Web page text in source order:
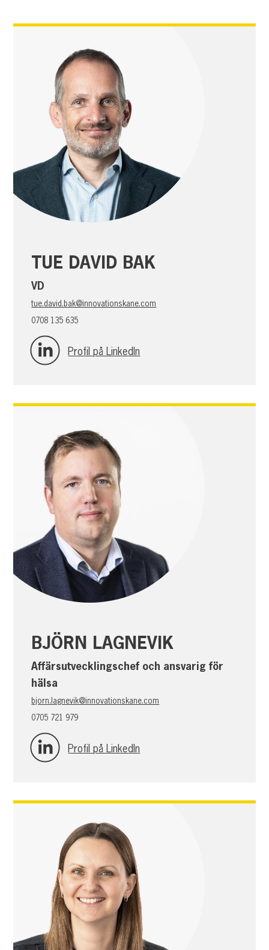
TUE DAVID BAK
VD
tue.david.bak@innovationskane.com
0708 135 635
Profil på LinkedIn
BJÖRN LAGNEVIK
Affärsutvecklingschef och ansvarig för
hälsa
bjorn.lagnevik@innovationskane.com
0705 721 979
Profil på LinkedIn